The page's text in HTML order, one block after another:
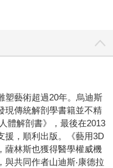
塑藝術超過20年。烏迪斯
現傳統解剖學書籍並不精
體解剖書》，最後在2013
援，順利出版。《藝用3D
薩林斯也獲得醫學權威機
共同作者山迪斯‧康德拉